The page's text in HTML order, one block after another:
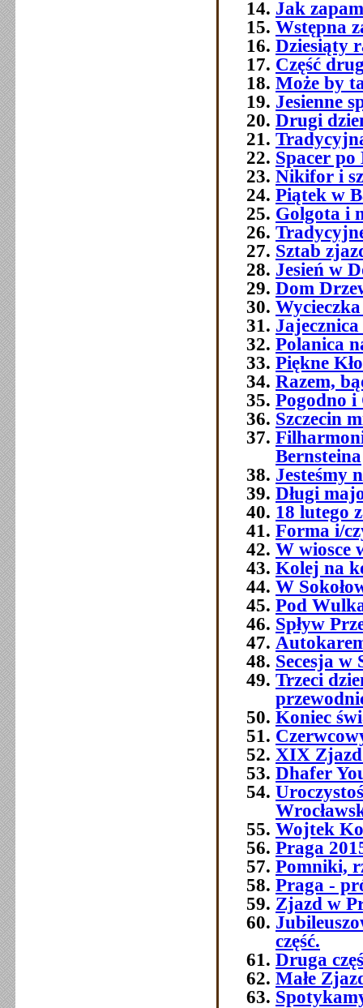
Jak
Wstępna
Dziesiąty
Część
Może by
Jesienne
Drugi
Spacer po
Nikifor i
Piątek w
Golgota i
Sztab
Jesień w
Dom
Polanica
Piękne
Razem,
Pogodno
Szczecin
Bernsteina
Jesteśmy
Długi
18 lutego
Forma i/
W wiosce
Kolej na
W
Pod
Spływ
Secesja w
Trzeci
Koniec
XIX Zjazd
Dhafer
Wojtek
Praga
Pomniki,
Praga -
Zjazd w
część.
Druga
Małe